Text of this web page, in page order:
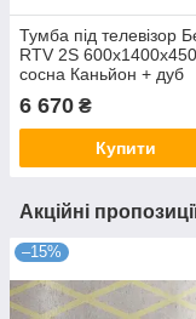
Тумба під телевізор
RTV 2S
сосна Каньйон + дуб
корабельний Гербор
6 670 ₴
Купити
Акційні
–15%